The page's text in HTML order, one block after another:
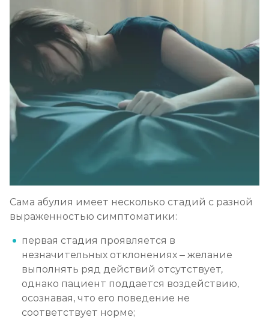
Сама абулия имеет несколько стадий с разной
выраженностью симптоматики:
первая стадия проявляется в
незначительных отклонениях – желание
выполнять ряд действий отсутствует,
однако пациент поддается воздействию,
осознавая, что его поведение не
соответствует норме;